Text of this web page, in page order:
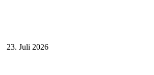
23. Juli 2026